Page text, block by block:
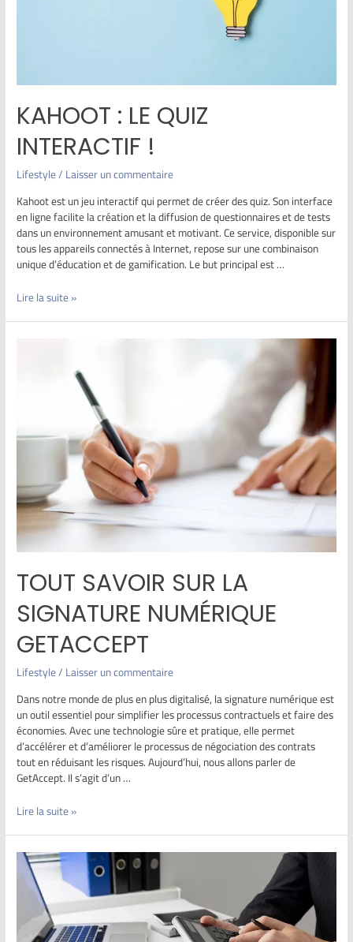
KAHOOT : LE QUIZ
INTERACTIF !
Lifestyle/Laisser un commentaire
Kahoot est un jeu interactif qui permet de créer des quiz. Son interface
en ligne facilite la création et la diffusion de questionnaires et de tests
dans un environnement amusant et motivant. Ce service, disponible sur
tous les appareils connectés à Internet, repose sur une combinaison
unique d’éducation et de gamification. Le but principal est …
Lire la suite »
TOUT SAVOIR SUR LA
SIGNATURE NUMÉRIQUE
GETACCEPT
Lifestyle/Laisser un commentaire
Dans notre monde de plus en plus digitalisé, la signature numérique est
un outil essentiel pour simplifier les processus contractuels et faire des
économies. Avec une technologie sûre et pratique, elle permet
d’accélérer et d’améliorer le processus de négociation des contrats
tout en réduisant les risques. Aujourd’hui, nous allons parler de
GetAccept. Il s’agit d’un …
Lire la suite »